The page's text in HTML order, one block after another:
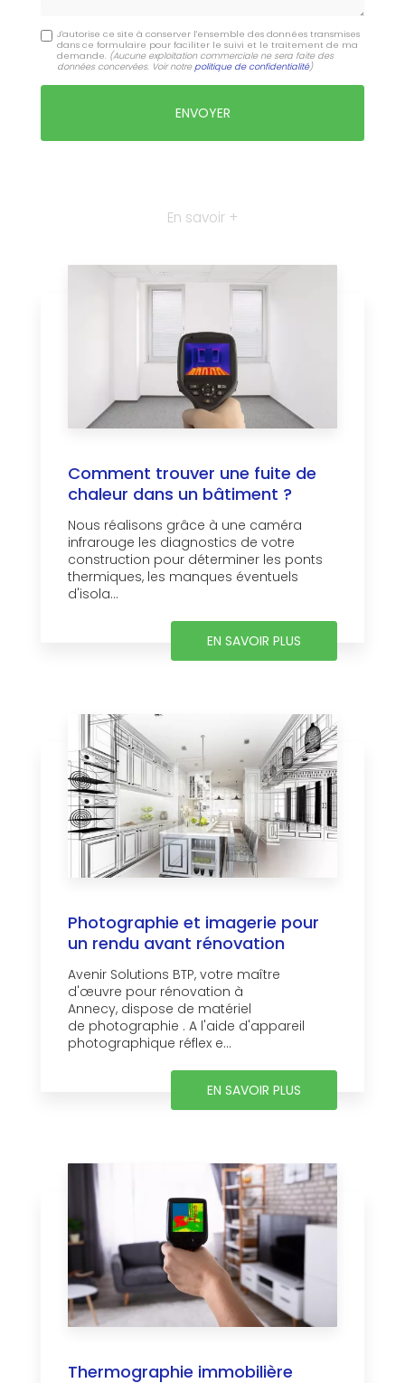
J'autorise ce site à conserver l'ensemble des données transmises
dans ce formulaire pour faciliter le suivi et le traitement de ma
demande. (Aucune exploitation commerciale ne sera faite des
données concervées. Voir notrepolitique de confidentialité)
En savoir +
Comment trouver une fuite de
chaleur dans un bâtiment ?
Nous réalisons grâce à une caméra
infrarouge les diagnostics de votre
construction pour déterminer les ponts
thermiques, les manques éventuels
d'isola...
EN SAVOIR PLUS
Photographie et imagerie pour
un rendu avant rénovation
Avenir Solutions BTP, votre maître
d'œuvre pour rénovation à
Annecy, dispose de matériel
de photographie . A l'aide d'appareil
photographique réflex e...
EN SAVOIR PLUS
Thermographie immobilière